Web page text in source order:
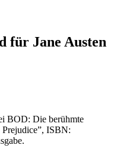
für Jane Austen
BOD: Die berühmte
ISBN: